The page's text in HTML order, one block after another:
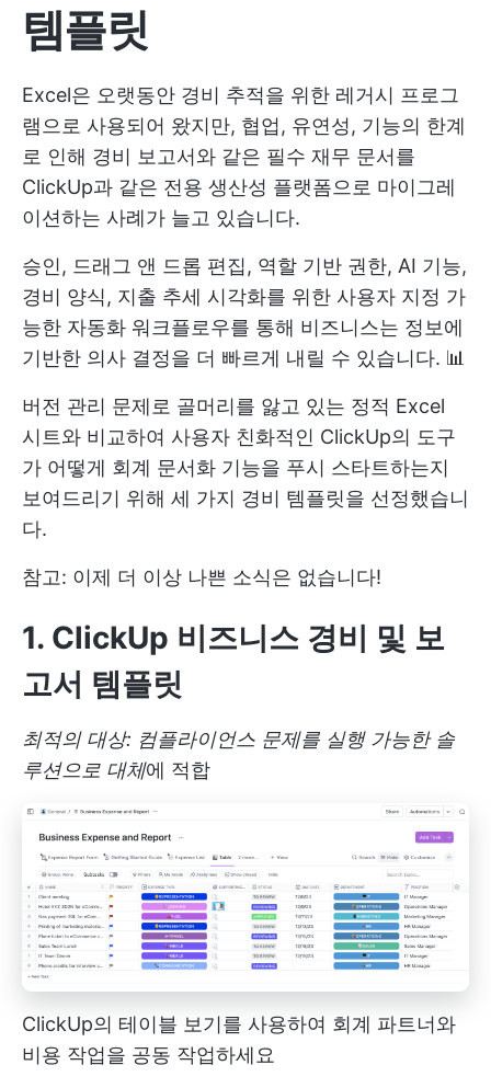
템플릿
Excel은 오랫동안 경비 추적을 위한 레거시 프로그
램으로 사용되어 왔지만, 협업, 유연성, 기능의 한계
로 인해 경비 보고서와 같은 필수 재무 문서를
ClickUp과 같은 전용 생산성 플랫폼으로 마이그레
이션하는 사례가 늘고 있습니다.
승인, 드래그 앤 드롭 편집, 역할 기반 권한, AI 기능,
경비 양식, 지출 추세 시각화를 위한 사용자 지정 가
능한 자동화 워크플로우를 통해 비즈니스는 정보에
기반한 의사 결정을 더 빠르게 내릴 수 있습니다. 📊
버전 관리 문제로 골머리를 앓고 있는 정적 Excel
시트와 비교하여 사용자 친화적인 ClickUp의 도구
가 어떻게 회계 문서화 기능을 푸시 스타트하는지
보여드리기 위해 세 가지 경비 템플릿을 선정했습니
다.
참고: 이제 더 이상 나쁜 소식은 없습니다!
1. ClickUp 비즈니스 경비 및 보
고서 템플릿
최적의 대상: 컴플라이언스 문제를 실행 가능한 솔
루션으로 대체에 적합
ClickUp의 테이블 보기를 사용하여 회계 파트너와
비용 작업을 공동 작업하세요